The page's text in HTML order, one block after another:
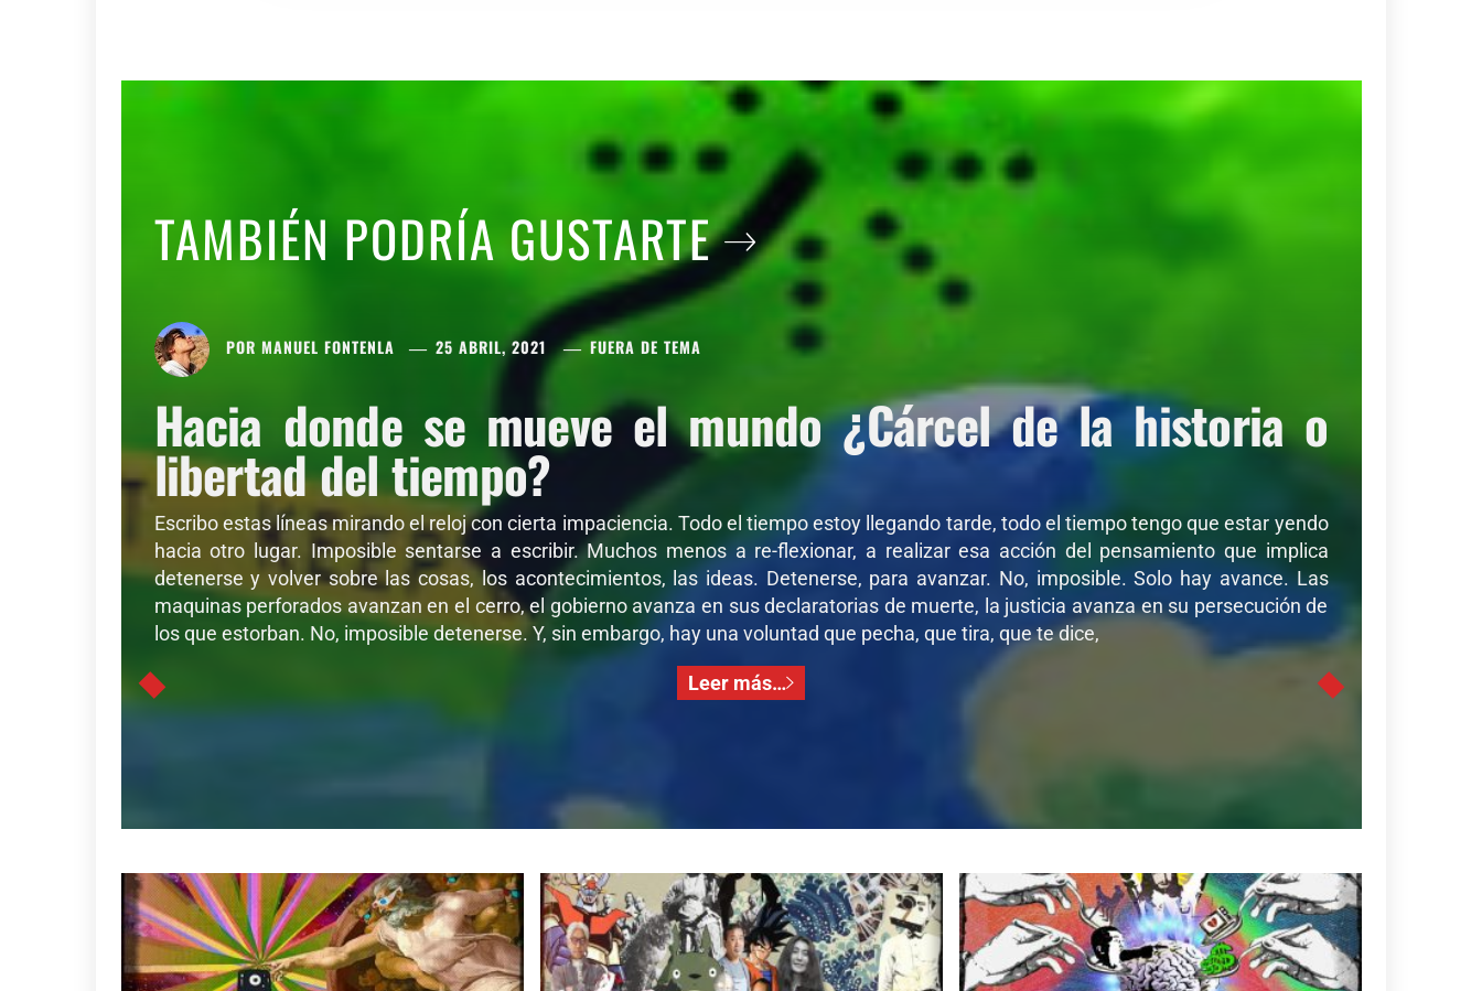
TAMBIÉN PODRÍA GUSTARTE
POR MANUEL FONTENLA 25 ABRIL, 2021 FUERA DE TEMA
Hacia donde se mueve el mundo ¿Cárcel de la historia o
libertad del tiempo?
Escribo estas líneas mirando el reloj con cierta impaciencia. Todo el tiempo estoy llegando tarde, todo el tiempo tengo que estar yendo
hacia otro lugar. Imposible sentarse a escribir. Muchos menos a re-flexionar, a realizar esa acción del pensamiento que implica
detenerse y volver sobre las cosas, los acontecimientos, las ideas. Detenerse, para avanzar. No, imposible. Solo hay avance. Las
maquinas perforados avanzan en el cerro, el gobierno avanza en sus declaratorias de muerte, la justicia avanza en su persecución de
los que estorban. No, imposible detenerse. Y, sin embargo, hay una voluntad que pecha, que tira, que te dice,
Leer más…